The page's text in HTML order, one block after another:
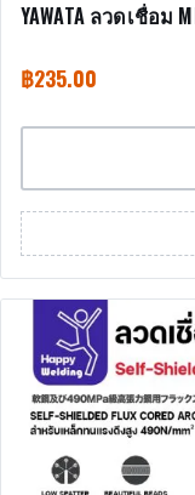
YAWATA ลวดเชื่อม
฿235.00